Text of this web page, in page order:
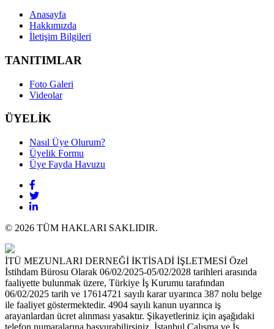
Anasayfa
Hakkımızda
İletişim Bilgileri
TANITIMLAR
Foto Galeri
Videolar
ÜYELİK
Nasıl Üye Olurum?
Üyelik Formu
Üye Fayda Havuzu
© 2026 TÜM HAKLARI SAKLIDIR.
İTÜ MEZUNLARI DERNEĞİ İKTİSADİ İŞLETMESİ Özel
İstihdam Bürosu Olarak 06/02/2025-05/02/2028 tarihleri arasında
faaliyette bulunmak üzere, Türkiye İş Kurumu tarafından
06/02/2025 tarih ve 17614721 sayılı karar uyarınca 387 nolu belge
ile faaliyet göstermektedir. 4904 sayılı kanun uyarınca iş
arayanlardan ücret alınması yasaktır. Şikayetleriniz için aşağıdaki
telefon numaralarına başvurabilirsiniz. İstanbul Çalışma ve İş